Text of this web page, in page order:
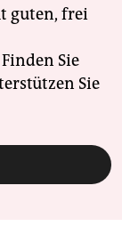
guten, frei
Sie
Sie